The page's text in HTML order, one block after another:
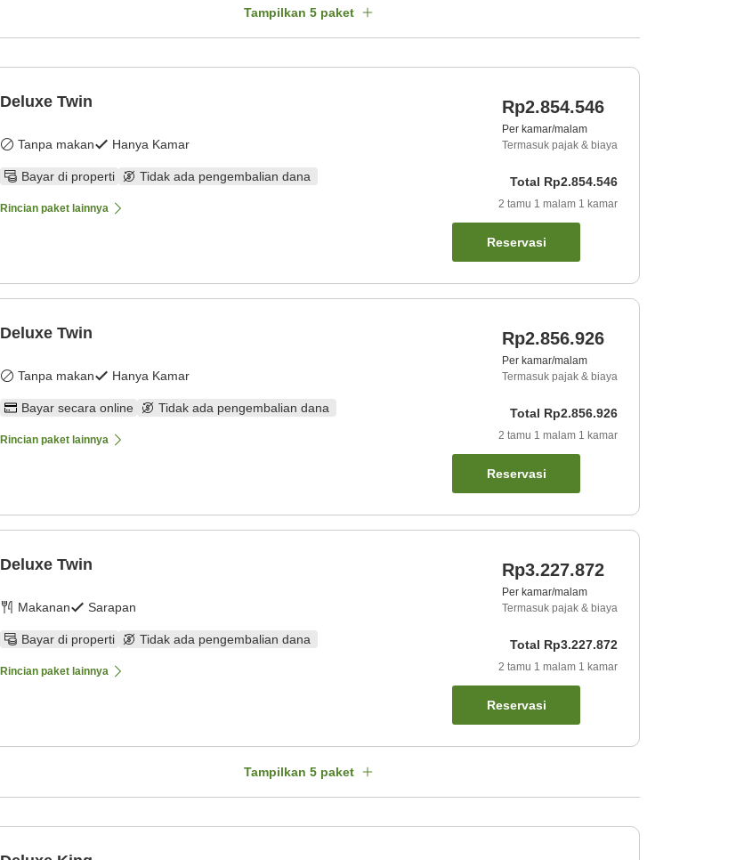
Tampilkan 5 paket
Deluxe Twin
Tanpa makan Hanya Kamar
Bayar di properti Tidak ada pengembalian dana
Rincian paket lainnya
Rp2.854.546
Per kamar/malam
Termasuk pajak & biaya
Total Rp2.854.546
2 tamu 1 malam 1 kamar
Reservasi
Deluxe Twin
Tanpa makan Hanya Kamar
Bayar secara online Tidak ada pengembalian dana
Rincian paket lainnya
Rp2.856.926
Per kamar/malam
Termasuk pajak & biaya
Total Rp2.856.926
2 tamu 1 malam 1 kamar
Reservasi
Deluxe Twin
Makanan Sarapan
Bayar di properti Tidak ada pengembalian dana
Rincian paket lainnya
Rp3.227.872
Per kamar/malam
Termasuk pajak & biaya
Total Rp3.227.872
2 tamu 1 malam 1 kamar
Reservasi
Tampilkan 5 paket